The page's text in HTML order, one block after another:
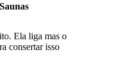
Ela liga mas o
consertar isso